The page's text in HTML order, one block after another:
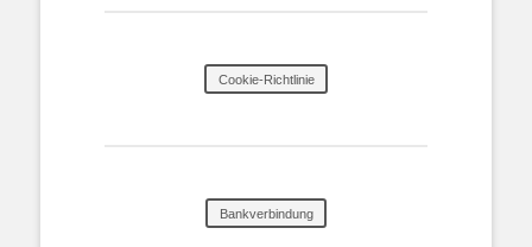
Cookie-Richtlinie
Bankverbindung